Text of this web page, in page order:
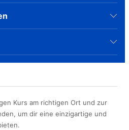
Kurs am richtigen Ort und zur
um dir eine einzigartige und